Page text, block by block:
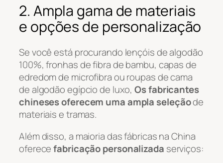
2. Ampla gama de materiais
e opções de personalização
Se você está procurando lençóis de algodão
100%, fronhas de fibra de bambu, capas de
edredom de microfibra ou roupas de cama
de algodão egípcio de luxo, Os fabricantes
chineses oferecem uma ampla seleçãode
materiais e tramas.
Além disso, a maioria das fábricas na China
oferecefabricação personalizada serviços: